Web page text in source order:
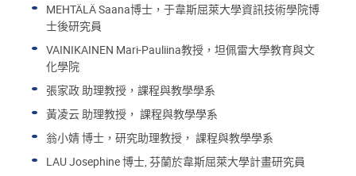
MEHTÄLÄ Saana博士，于韋斯屈萊大學資訊技術學院博
士後研究員
VAINIKAINEN Mari-Pauliina教授，坦佩雷大學教育與文
化學院
張家政 助理教授，課程與教學學系
黃凌云 助理教授， 課程與教學學系
翁小婧 博士，研究助理教授， 課程與教學學系
LAU Josephine 博士, 芬蘭於韋斯屈萊大學計畫研究員